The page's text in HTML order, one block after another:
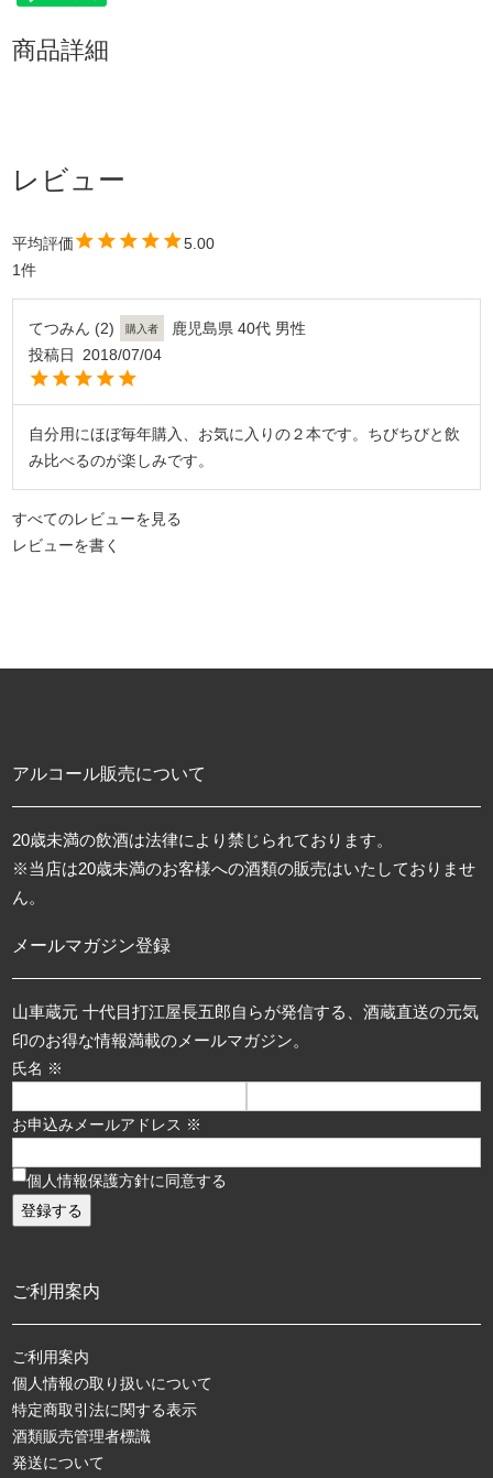
5.00
1
てつみん 2 購入者 鹿児島県 40代 男性
投稿日 2018/07/04
自分用にほぼ毎年購入、お気に入りの２本です。ちびちびと飲
み比べるのが楽しみです。
すべてのレビューを見る
レビューを書く
商品詳細
アルコール販売について
20歳未満の飲酒は法律により禁じられております。
※当店は20歳未満のお客様への酒類の販売はいたしておりませ
ん。
メールマガジン登録
山車蔵元 十代目打江屋長五郎自らが発信する、酒蔵直送の元気
印のお得な情報満載のメールマガジン。
氏名 ※
お申込みメールアドレス ※
個人情報保護方針に同意する
ご利用案内
ご利用案内
個人情報の取り扱いについて
特定商取引法に関する表示
酒類販売管理者標識
発送について